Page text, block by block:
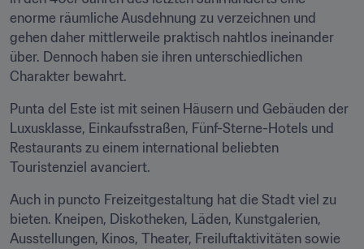
enorme räumliche Ausdehnung zu verzeichnen und
gehen daher mittlerweile praktisch nahtlos ineinander
über. Dennoch haben sie ihren unterschiedlichen
Charakter bewahrt.
Punta del Este ist mit seinen Häusern und Gebäuden der
Luxusklasse, Einkaufsstraßen, Fünf-Sterne-Hotels und
Restaurants zu einem international beliebten
Touristenziel avanciert.
Auch in puncto Freizeitgestaltung hat die Stadt viel zu
bieten. Kneipen, Diskotheken, Läden, Kunstgalerien,
Ausstellungen, Kinos, Theater, Freiluftaktivitäten sowie